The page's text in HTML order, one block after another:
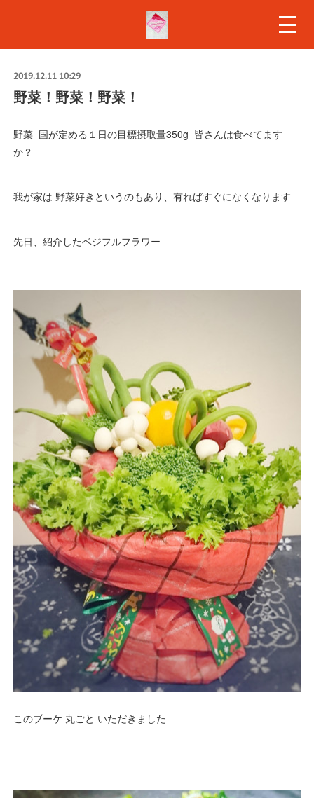
2019.12.11 10:29
野菜！野菜！野菜！
野菜 国が定める１日の目標摂取量350g 皆さんは食べてます
か？
我が家は 野菜好きというのもあり、有ればすぐになくなります
先日、紹介したベジフルフラワー
このブーケ 丸ごと いただきました